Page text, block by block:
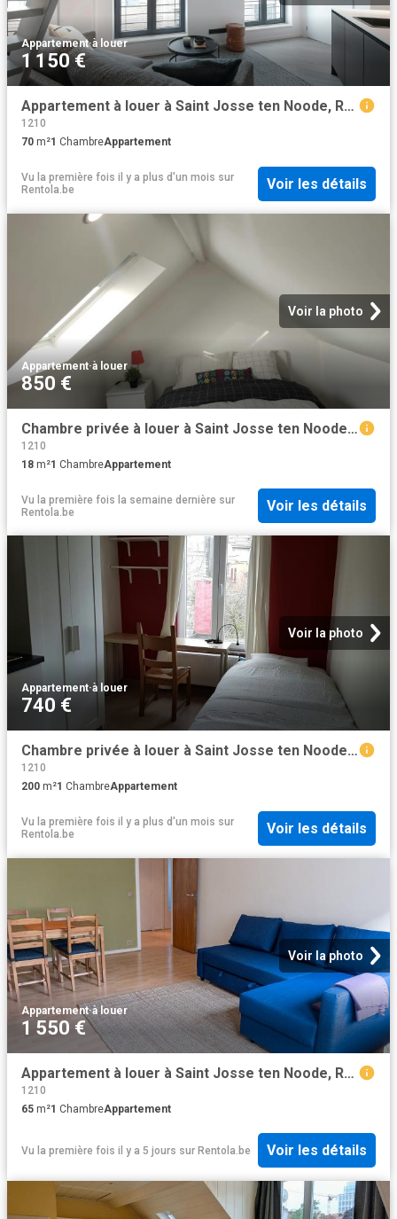
Appartement·à louer
1 150 €
Appartement à louer à Saint Josse ten Noode, Rue Saint Josse
1210
70 m²1 ChambreAppartement
Vu la première fois il y a plus d'un mois sur
Rentola.be
Voir les détails
Voir la photo
Appartement·à louer
850 €
Chambre privée à louer à Saint Josse ten Noode, Rue des Moissons
1210
18 m²1 ChambreAppartement
Vu la première fois la semaine dernière sur
Rentola.be
Voir les détails
Voir la photo
Appartement·à louer
740 €
Chambre privée à louer à Saint Josse ten Noode, Rue Saint Alphonse
1210
200 m²1 ChambreAppartement
Vu la première fois il y a plus d'un mois sur
Rentola.be
Voir les détails
Voir la photo
Appartement·à louer
1 550 €
Appartement à louer à Saint Josse ten Noode, Rue Amédée Lynen
1210
65 m²1 ChambreAppartement
Vu la première fois il y a 5 jours sur Rentola.be Voir les détails